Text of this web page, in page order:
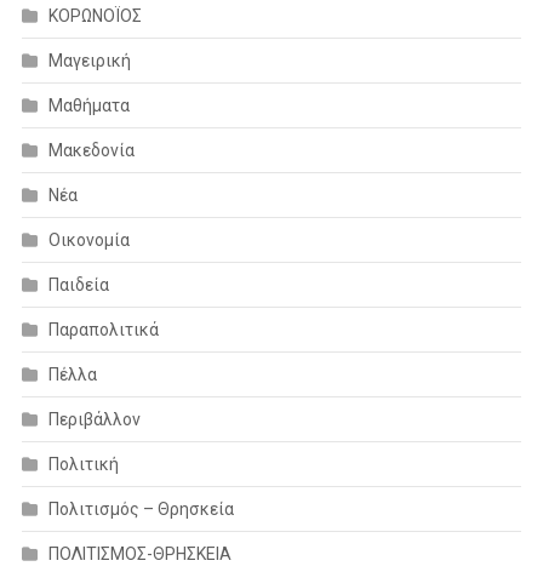
ΚΟΡΩΝΟΪΟΣ
Μαγειρική
Μαθήματα
Μακεδονία
Νέα
Οικονομία
Παιδεία
Παραπολιτικά
Πέλλα
Περιβάλλον
Πολιτική
Πολιτισμός – Θρησκεία
ΠΟΛΙΤΙΣΜΟΣ-ΘΡΗΣΚΕΙΑ